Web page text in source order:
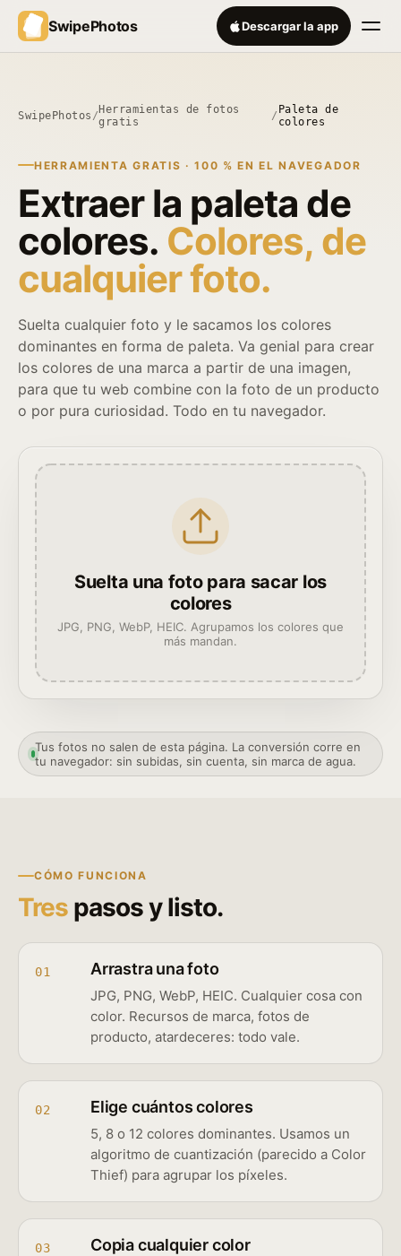
SwipePhotos Descargar la app
SwipePhotos / Herramientas de fotos
gratis
/ Paleta de
colores
HERRAMIENTA GRATIS · 100 % EN EL NAVEGADOR
Extraer la paleta de
colores. Colores, de
cualquier foto.
Suelta cualquier foto y le sacamos los colores
dominantes en forma de paleta. Va genial para crear
los colores de una marca a partir de una imagen,
para que tu web combine con la foto de un producto
o por pura curiosidad. Todo en tu navegador.
Suelta una foto para sacar los
colores
JPG, PNG, WebP, HEIC. Agrupamos los colores que
más mandan.
Tus fotos no salen de esta página. La conversión corre en
tu navegador: sin subidas, sin cuenta, sin marca de agua.
CÓMO FUNCIONA
Tres pasos y listo.
01 Arrastra una foto
JPG, PNG, WebP, HEIC. Cualquier cosa con
color. Recursos de marca, fotos de
producto, atardeceres: todo vale.
02 Elige cuántos colores
5, 8 o 12 colores dominantes. Usamos un
algoritmo de cuantización (parecido a Color
Thief) para agrupar los píxeles.
03 Copia cualquier color